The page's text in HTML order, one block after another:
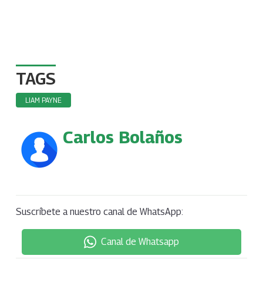
TAGS
LIAM PAYNE
Carlos Bolaños
Suscríbete a nuestro canal de WhatsApp:
Canal de Whatsapp